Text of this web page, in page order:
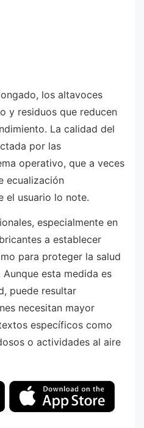
los altavoces
y residuos que reducen
La calidad del
por las
operativo, que a veces
ecualización
el usuario lo note.
especialmente en
a establecer
para proteger la salud
esta medida es
puede resultar
necesitan mayor
específicos como
o actividades al aire